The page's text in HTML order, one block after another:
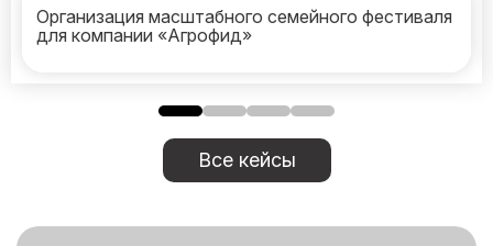
Организация масштабного семейного фестиваля
для компании «Агрофид»
Все кейсы